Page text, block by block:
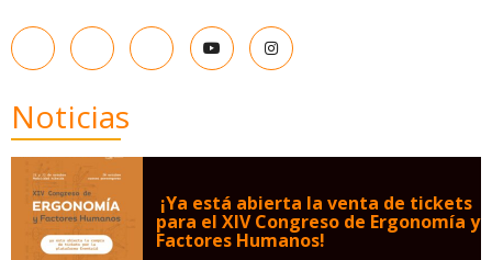
Noticias
¡Ya está abierta la venta de tickets
para el XIV Congreso de Ergonomía y
Factores Humanos!